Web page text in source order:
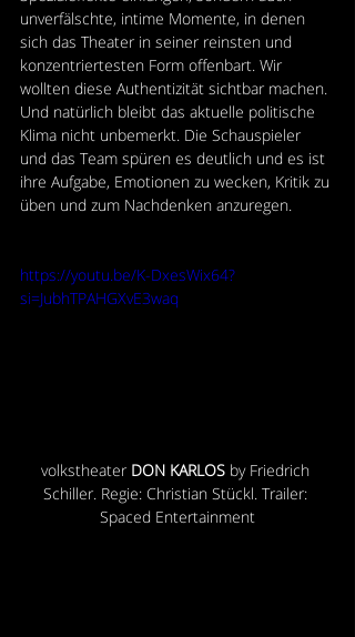
unverfälschte, intime Momente, in denen
sich das Theater in seiner reinsten und
konzentriertesten Form offenbart. Wir
wollten diese Authentizität sichtbar machen.
Und natürlich bleibt das aktuelle politische
Klima nicht unbemerkt. Die Schauspieler
und das Team spüren es deutlich und es ist
ihre Aufgabe, Emotionen zu wecken, Kritik zu
üben und zum Nachdenken anzuregen.
https://youtu.be/K-DxesWix64?
si=JubhTPAHGXvE3waq
volkstheater DON KARLOS by Friedrich
Schiller. Regie: Christian Stückl. Trailer:
Spaced Entertainment